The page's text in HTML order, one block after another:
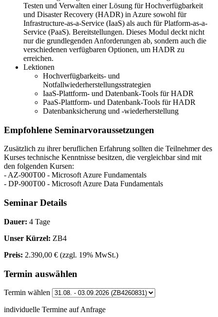
Testen und Verwalten einer Lösung für Hochverfügbarkeit
und Disaster Recovery (HADR) in Azure sowohl für
Infrastructure-as-a-Service (IaaS) als auch für Platform-as-a-
Service (PaaS). Bereitstellungen. Dieses Modul deckt nicht
nur die grundlegenden Anforderungen ab, sondern auch die
verschiedenen verfügbaren Optionen, um HADR zu
erreichen.
Lektionen
Hochverfügbarkeits- und
Notfallwiederherstellungsstrategien
IaaS-Plattform- und Datenbank-Tools für HADR
PaaS-Plattform- und Datenbank-Tools für HADR
Datenbanksicherung und -wiederherstellung
Empfohlene Seminarvoraussetzungen
Zusätzlich zu ihrer beruflichen Erfahrung sollten die Teilnehmer des
Kurses technische Kenntnisse besitzen, die vergleichbar sind mit
den folgenden Kursen:
- AZ-900T00 - Microsoft Azure Fundamentals
- DP-900T00 - Microsoft Azure Data Fundamentals
Seminar Details
Dauer: 4 Tage
Unser Kürzel: ZB4
Preis: 2.390,00 € (zzgl. 19% MwSt.)
Termin auswählen
Termin wählen
individuelle Termine auf Anfrage